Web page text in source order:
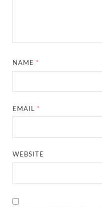
NAME *
EMAIL *
WEBSITE